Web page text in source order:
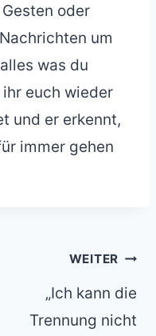
oder
um
was du
euch wieder
und er erkennt,
immer gehen
WEITER
„Ich kann die
Trennung nicht